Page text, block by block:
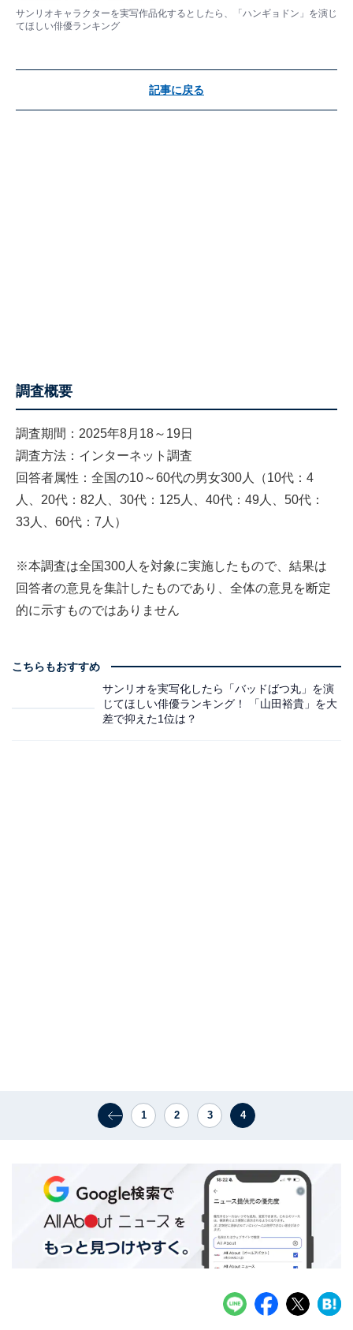
サンリオキャラクターを実写作品化するとしたら、「ハンギョドン」を演じ
てほしい俳優ランキング
記事に戻る
調査概要
調査期間：2025年8月18～19日
調査方法：インターネット調査
回答者属性：全国の10～60代の男女300人（10代：4
人、20代：82人、30代：125人、40代：49人、50代：
33人、60代：7人）
※本調査は全国300人を対象に実施したもので、結果は
回答者の意見を集計したものであり、全体の意見を断定
的に示すものではありません
こちらもおすすめ
サンリオを実写化したら「バッドばつ丸」を演
じてほしい俳優ランキング！ 「山田裕貴」を大
差で抑えた1位は？
1 2 3 4